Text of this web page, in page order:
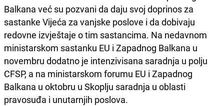
Balkana već su pozvani da daju svoj doprinos za
sastanke Vijeća za vanjske poslove i da dobivaju
redovne izvještaje o tim sastancima. Na nedavnom
ministarskom sastanku EU i Zapadnog Balkana u
novembru dodatno je intenzivisana saradnja u polju
CFSP, a na ministarskom forumu EU i Zapadnog
Balkana u oktobru u Skoplju saradnja u oblasti
pravosuđa i unutarnjih poslova.